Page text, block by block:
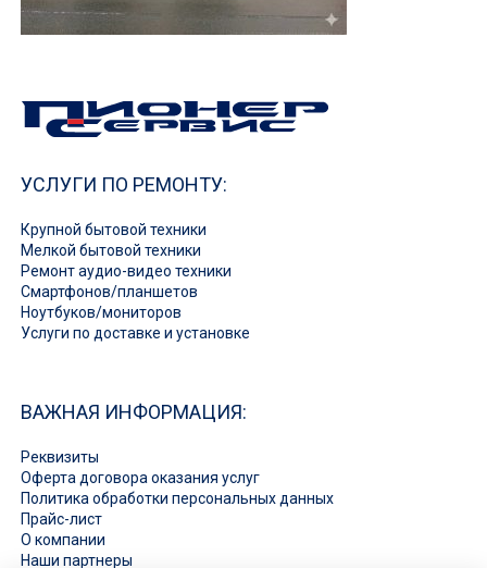
УСЛУГИ ПО РЕМОНТУ:
Крупной бытовой техники
Мелкой бытовой техники
Ремонт аудио-видео техники
Смартфонов/планшетов
Ноутбуков/мониторов
Услуги по доставке и установке
ВАЖНАЯ ИНФОРМАЦИЯ:
Реквизиты
Оферта договора оказания услуг
Политика обработки персональных данных
Прайс-лист
О компании
Наши партнеры